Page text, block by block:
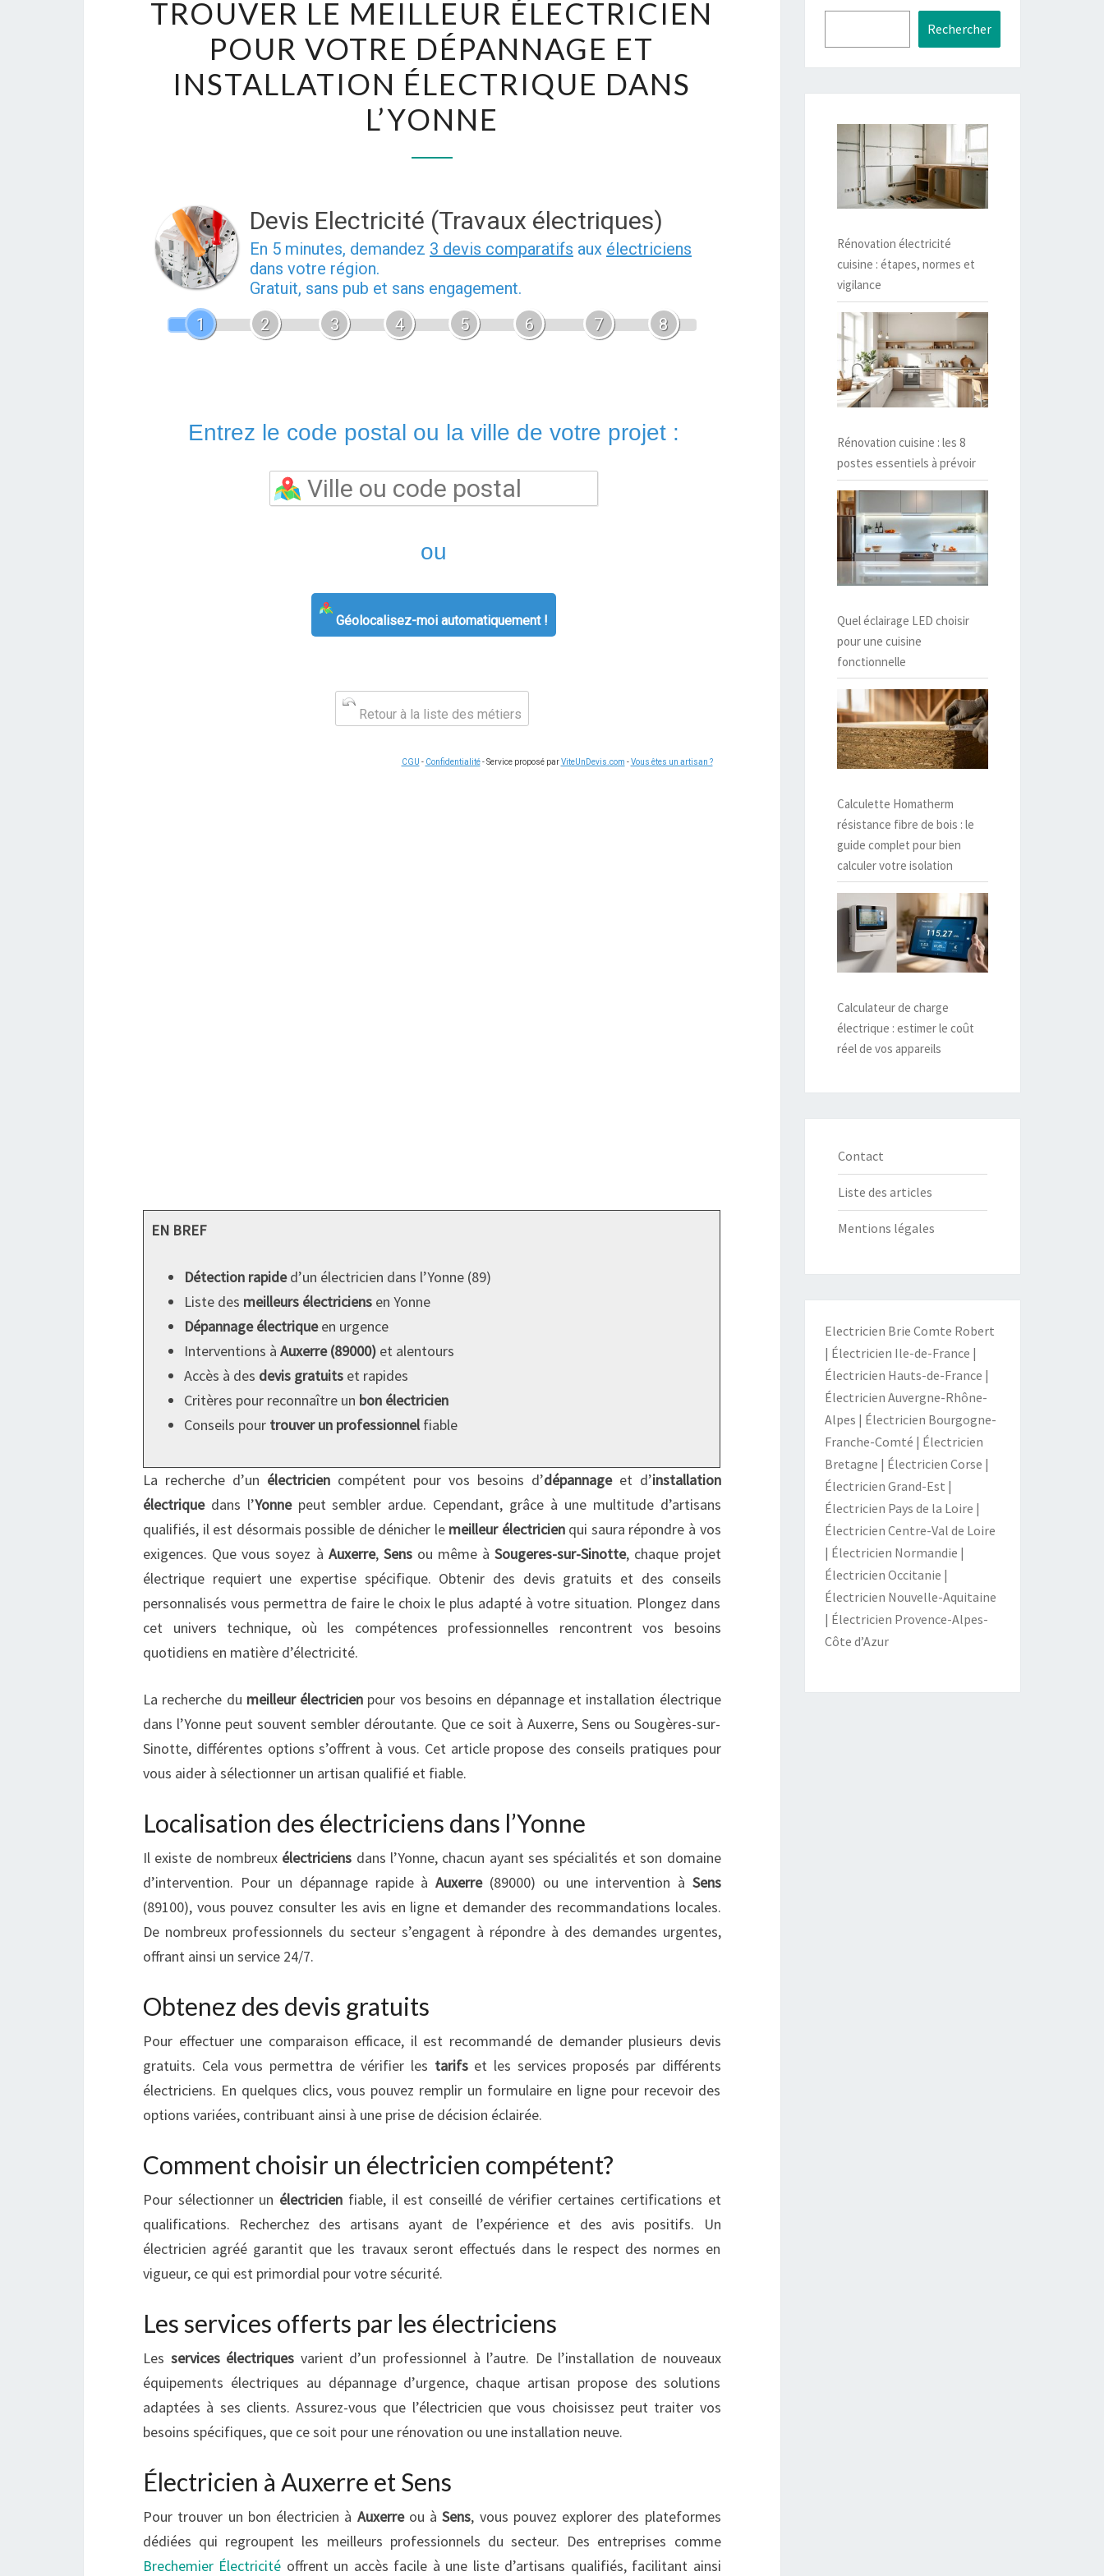
LE
MEILLEUR
ÉLECTRICIEN
POUR
VOTRE
ET
ÉLECTRIQUE
DANS
L’YONNE
TROUVER LE MEILLEUR ÉLECTRICIEN
POUR VOTRE DÉPANNAGE ET
INSTALLATION ÉLECTRIQUE DANS
L’YONNE
Devis Electricité (Travaux électriques)
En 5 minutes, demandez 3 devis comparatifs aux électriciens
dans votre région.
Gratuit, sans pub et sans engagement.
1
2 3 4 5 6 7 8
Entrez le code postal ou la ville de votre projet :
ou
Géolocalisez-moi automatiquement !
Retour à la liste des métiers
CGU - Confidentialité- Service proposé parViteUnDevis.com -Vous êtes un artisan ?
EN BREF
Détection rapided’un électricien dans l’Yonne (89)
Liste des meilleurs électriciens en Yonne
Dépannage électriqueen urgence
Interventions à Auxerre (89000) et alentours
Accès à des devis gratuits et rapides
Critères pour reconnaître un bon électricien
Conseils pour trouver un professionnelfiable
La recherche d’un électriciencompétent pour vos besoins d’dépannageet d’installation
électriquedans l’Yonnepeut sembler ardue. Cependant, grâce à une multitude d’artisans
qualifiés, il est désormais possible de dénicher le meilleur électricienqui saura répondre à vos
exigences. Que vous soyez à Auxerre, Sensou même àSougeres-sur-Sinotte, chaque projet
électrique requiert une expertise spécifique. Obtenir des devis gratuits et des conseils
personnalisés vous permettra de faire le choix le plus adapté à votre situation. Plongez dans
cet univers technique, où les compétences professionnelles rencontrent vos besoins
quotidiens en matière d’électricité.
La recherche du meilleur électricien pour vos besoins en dépannage et installation électrique
dans l’Yonne peut souvent sembler déroutante. Que ce soit à Auxerre, Sens ou Sougères-sur-
Sinotte, différentes options s’offrent à vous. Cet article propose des conseils pratiques pour
vous aider à sélectionner un artisan qualifié et fiable.
Localisation des électriciens dans l’Yonne
Il existe de nombreux électriciens dans l’Yonne, chacun ayant ses spécialités et son domaine
d’intervention. Pour un dépannage rapide àAuxerre(89000) ou une intervention à Sens
(89100), vous pouvez consulter les avis en ligne et demander des recommandations locales.
De nombreux professionnels du secteur s’engagent à répondre à des demandes urgentes,
offrant ainsi un service 24/7.
Obtenez des devis gratuits
Pour effectuer une comparaison efficace, il est recommandé de demander plusieurs devis
gratuits. Cela vous permettra de vérifier les tarifset les services proposés par différents
électriciens. En quelques clics, vous pouvez remplir un formulaire en ligne pour recevoir des
options variées, contribuant ainsi à une prise de décision éclairée.
Comment choisir un électricien compétent?
Pour sélectionner un électricien fiable, il est conseillé de vérifier certaines certifications et
qualifications. Recherchez des artisans ayant de l’expérience et des avis positifs. Un
électricien agréé garantit que les travaux seront effectués dans le respect des normes en
vigueur, ce qui est primordial pour votre sécurité.
Les services offerts par les électriciens
Les services électriques varient d’un professionnel à l’autre. De l’installation de nouveaux
équipements électriques au dépannage d’urgence, chaque artisan propose des solutions
adaptées à ses clients. Assurez-vous que l’électricien que vous choisissez peut traiter vos
besoins spécifiques, que ce soit pour une rénovation ou une installation neuve.
Électricien à Auxerre et Sens
Pour trouver un bon électricien à Auxerreou àSens, vous pouvez explorer des plateformes
dédiées qui regroupent les meilleurs professionnels du secteur. Des entreprises comme
Brechemier Électricité offrent un accès facile à une liste d’artisans qualifiés, facilitant ainsi
Rechercher
Rénovation électricité
cuisine : étapes, normes et
vigilance
Rénovation cuisine : les 8
postes essentiels à prévoir
Quel éclairage LED choisir
pour une cuisine
fonctionnelle
Calculette Homatherm
résistance fibre de bois : le
guide complet pour bien
calculer votre isolation
Calculateur de charge
électrique : estimer le coût
réel de vos appareils
Contact
Liste des articles
Mentions légales
Electricien Brie Comte Robert
| Électricien Ile-de-France |
Électricien Hauts-de-France |
Électricien Auvergne-Rhône-
Alpes | Électricien Bourgogne-
Franche-Comté | Électricien
Bretagne | Électricien Corse |
Électricien Grand-Est |
Électricien Pays de la Loire |
Électricien Centre-Val de Loire
| Électricien Normandie |
Électricien Occitanie |
Électricien Nouvelle-Aquitaine
| Électricien Provence-Alpes-
Côte d’Azur